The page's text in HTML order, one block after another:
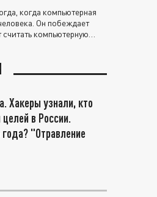
когда компьютерная
Он побеждает
считать компьютерную
Хакеры узнали, кто
в России.
"Отравление